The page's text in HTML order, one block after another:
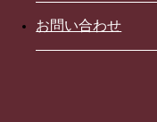
お問い合わせ